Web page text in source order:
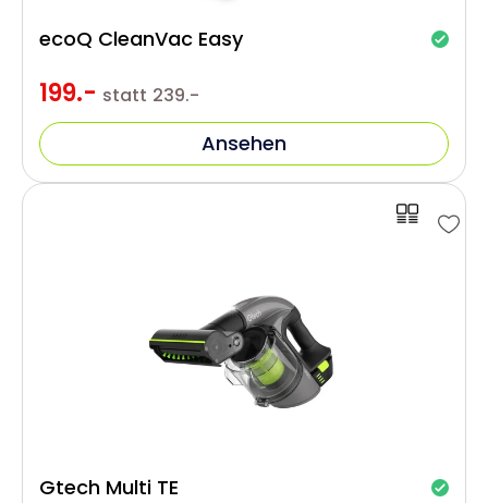
199.- statt 239.-
ecoQ CleanVac Easy
Ansehen
Gtech Multi TE